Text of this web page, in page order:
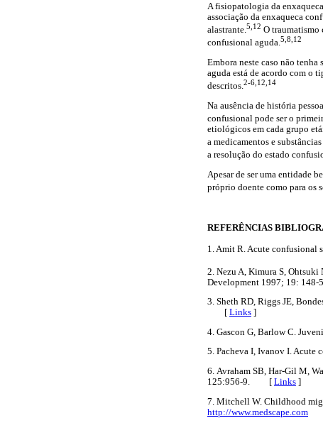
A fisiopatologia da
associação da enxaqueca
alastrante.5,12 O traumatismo
confusional aguda.5,8,12
Embora neste caso não
aguda está de acordo com o
descritos.2-6,12,14
Na ausência de história
confusional pode ser o
etiológicos em cada grupo
a medicamentos e
a resolução do estado
Apesar de ser uma entidade
próprio doente como para os
REFERÊNCIAS
1. Amit R. Acute
2. Nezu A, Kimura S,
Development 1997; 19:
3. Sheth RD, Riggs JE,
[ Links ]
4. Gascon G, Barlow C.
5. Pacheva I, Ivanov I.
6. Avraham SB, Har-Gil M,
125:956-9. [ Links ]
7. Mitchell W. Childhood
http://www.medscape.com